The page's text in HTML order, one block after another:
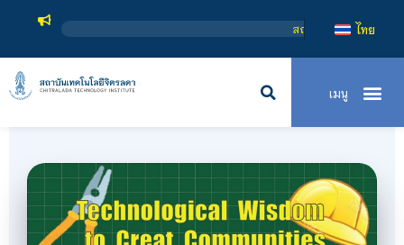
สถาบันเทคโนโลยีจิตรลดา เป็นสถาบันอุด
ไทย